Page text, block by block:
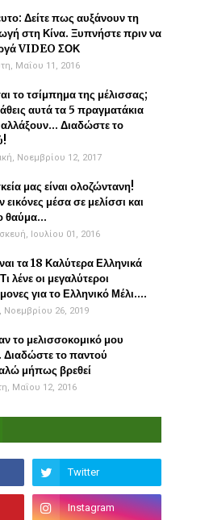
Δείτε πως αυξάνουν τη
στη Κίνα. Ξυπνήστε πριν να
VIDEO ΣΟΚ
Μαΐου 11, 2016
το τσίμπημα της μέλισσας;
αυτά τα 5 πραγματάκια
Διαδώστε το
Νοεμβρίου 12, 2017
μας είναι ολοζώντανη!
μέσα σε μελίσσι και
θαύμα...
Ιουλίου 01, 2016
τα 18 Καλύτερα Ελληνικά
λένε οι μεγαλύτεροι
για το Ελληνικό Μέλι....
Νοεμβρίου 26, 2019
το μελισσοκομικό μου
Διαδώστε το παντού
μήπως βρεθεί
Μαΐου 12, 2016